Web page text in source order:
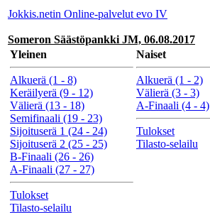
Jokkis.netin Online-palvelut evo IV
Someron Säästöpankki JM, 06.08.2017
Yleinen
Alkuerä (1 - 8)
Keräilyerä (9 - 12)
Välierä (13 - 18)
Semifinaali (19 - 23)
Sijoituserä 1 (24 - 24)
Sijoituserä 2 (25 - 25)
B-Finaali (26 - 26)
A-Finaali (27 - 27)
Tulokset
Tilasto-selailu
Naiset
Alkuerä (1 - 2)
Välierä (3 - 3)
A-Finaali (4 - 4)
Tulokset
Tilasto-selailu